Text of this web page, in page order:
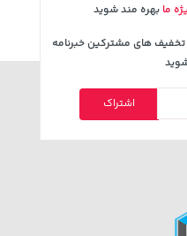
ما بهره مند شوید
تخفیف های مشترکین خبرنامه
اشتراک